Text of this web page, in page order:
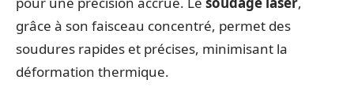
grâce à son faisceau concentré, permet des
soudures rapides et précises, minimisant la
déformation thermique.